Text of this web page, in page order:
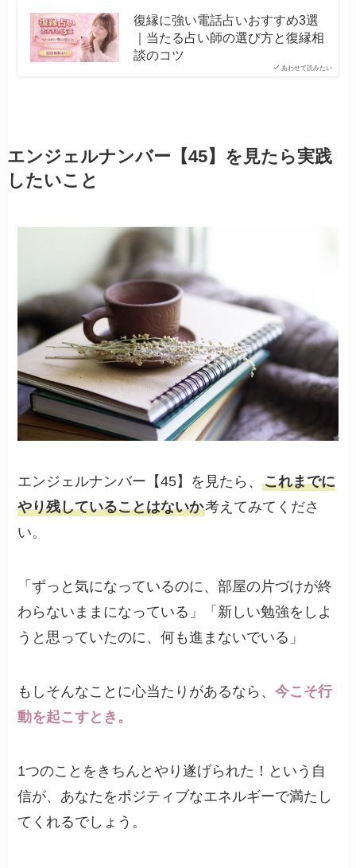
あわせて読みたい
復縁に強い電話占いおすすめ3選
｜当たる占い師の選び方と復縁相
談のコツ
エンジェルナンバー【45】を見たら実践
したいこと
エンジェルナンバー【45】を見たら、これまでに
やり残していることはないか考えてみてくださ
い。
「ずっと気になっているのに、部屋の片づけが終
わらないままになっている」「新しい勉強をしよ
うと思っていたのに、何も進まないでいる」
もしそんなことに心当たりがあるなら、今こそ行
動を起こすとき。
1つのことをきちんとやり遂げられた！という自
信が、あなたをポジティブなエネルギーで満たし
てくれるでしょう。